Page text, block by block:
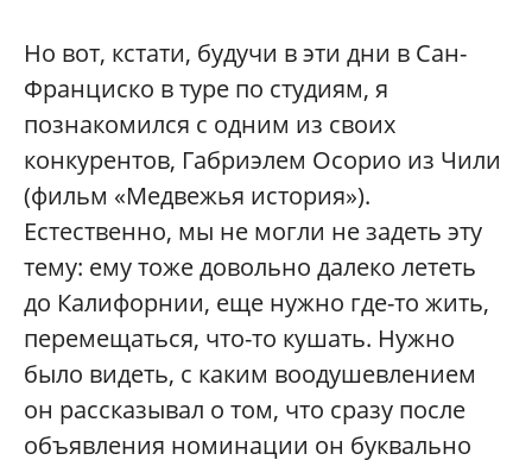
Но вот, кстати, будучи в эти дни в Сан-
Франциско в туре по студиям, я
познакомился с одним из своих
конкурентов, Габриэлем Осорио из Чили
(фильм «Медвежья история»).
Естественно, мы не могли не задеть эту
тему: ему тоже довольно далеко лететь
до Калифорнии, еще нужно где-то жить,
перемещаться, что-то кушать. Нужно
было видеть, с каким воодушевлением
он рассказывал о том, что сразу после
объявления номинации он буквально